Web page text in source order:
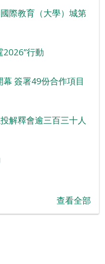
際教育（大學）城第
2026”行動
簽署49份合作項目
解釋會逾三百三十人
查看全部